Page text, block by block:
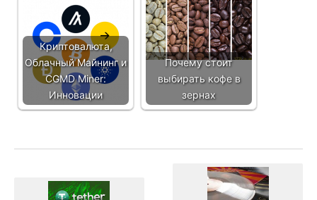
Криптовалюта,
Облачный Майнинг и
CGMD Miner:
Инновации
Почему стоит
выбирать кофе в
зернах